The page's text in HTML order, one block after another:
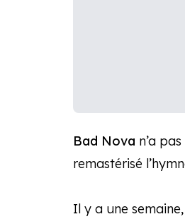
Bad Nova n’a
remastérisé
Il y a une semaine,